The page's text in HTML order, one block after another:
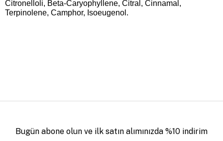
Citronelloli, Beta-Caryophyllene, Citral, Cinnamal,
Terpinolene, Camphor, Isoeugenol.
Bugün abone olun ve ilk satın alımınızda %10 indirim